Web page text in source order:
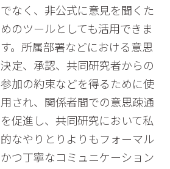
でなく、非公式に意見を聞くた
めのツールとしても活用できま
す。所属部署などにおける意思
決定、承認、共同研究者からの
参加の約束などを得るために使
用され、関係者間での意思疎通
を促進し、共同研究において私
的なやりとりよりもフォーマル
かつ丁寧なコミュニケーション